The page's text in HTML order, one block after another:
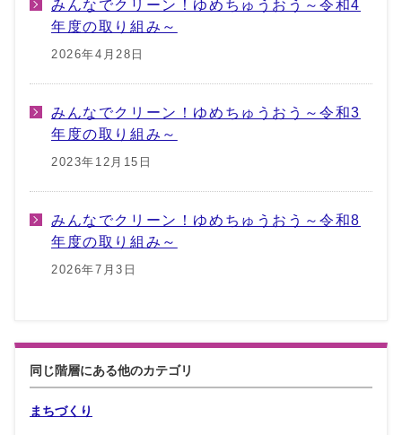
みんなでクリーン！ゆめちゅうおう～令和4
年度の取り組み～
2026年4月28日
みんなでクリーン！ゆめちゅうおう～令和3
年度の取り組み～
2023年12月15日
みんなでクリーン！ゆめちゅうおう～令和8
年度の取り組み～
2026年7月3日
同じ階層にある他のカテゴリ
まちづくり